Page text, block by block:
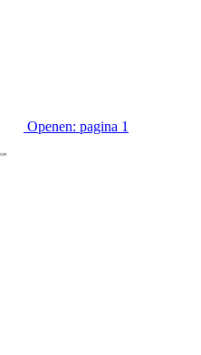
Openen: pagina 1